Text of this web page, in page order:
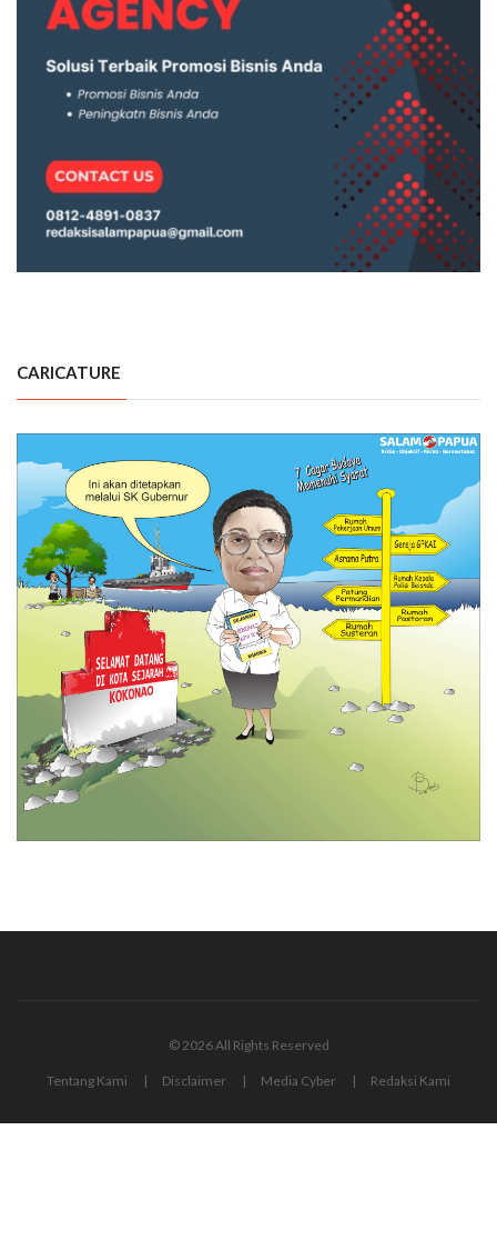
CARICATURE
© 2026 All Rights Reserved
Tentang Kami Disclaimer Media Cyber Redaksi Kami